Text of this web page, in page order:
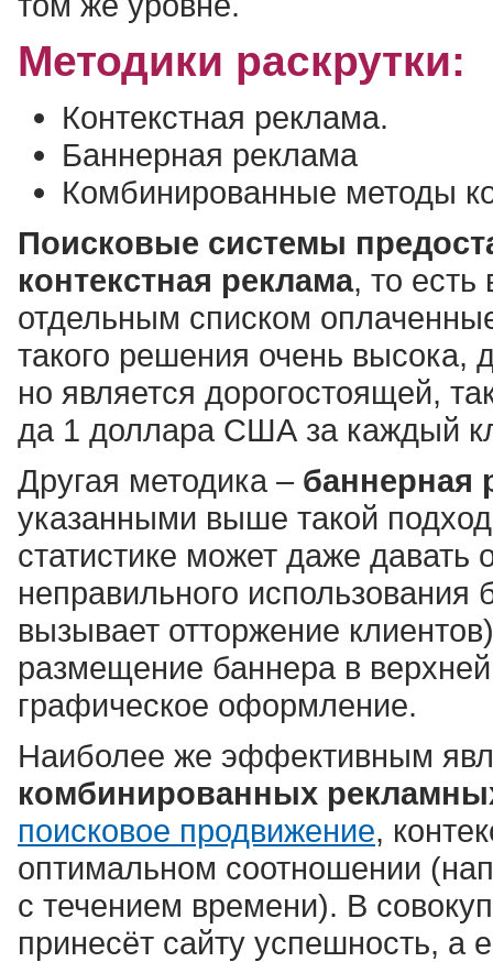
Методики раскрутки:
Контекстная реклама.
Баннерная реклама
Комбинированные методы
Поисковые системы
контекстная реклама, то есть
отдельным списком
такого решения очень высока,
но является дорогостоящей,
да 1 доллара США за каждый
Другая методика – баннерная
указанными выше такой
статистике может даже
неправильного
вызывает отторжение
размещение баннера в
графическое оформление.
Наиболее же эффективным
комбинированных
поисковое продвижение,
оптимальном соотношении
с течением времени). В
принесёт сайту успешность,